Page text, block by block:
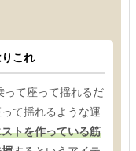
これ
って座って揺れるだ
て揺れるような運
トを作っている筋